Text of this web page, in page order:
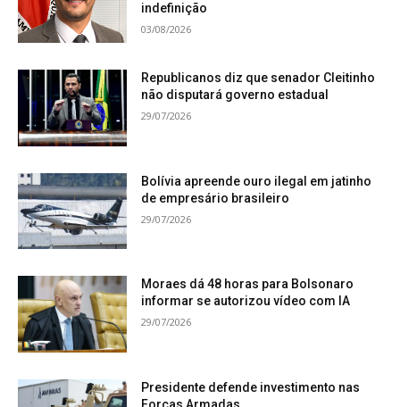
indefinição
03/08/2026
Republicanos diz que senador Cleitinho
não disputará governo estadual
29/07/2026
Bolívia apreende ouro ilegal em jatinho
de empresário brasileiro
29/07/2026
Moraes dá 48 horas para Bolsonaro
informar se autorizou vídeo com IA
29/07/2026
Presidente defende investimento nas